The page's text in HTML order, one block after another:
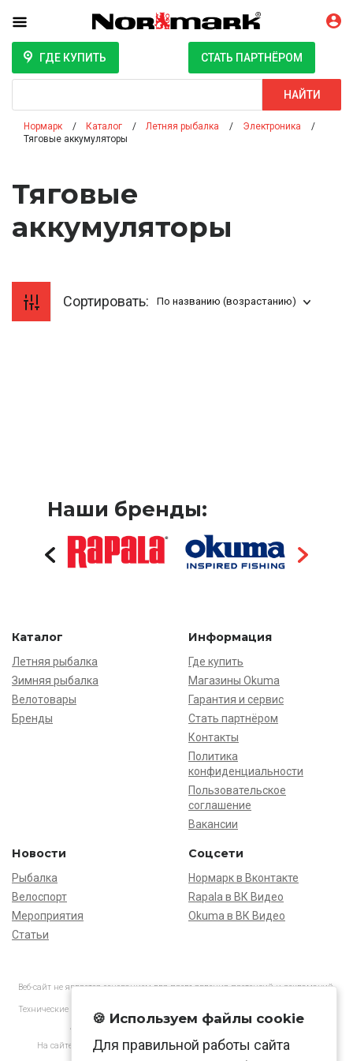
ГДЕ КУПИТЬ СТАТЬ ПАРТНЁРОМ
НАЙТИ
Нормарк Каталог Летняя рыбалка
Электроника
Тяговые аккумуляторы
Тяговые
аккумуляторы
Сортировать: По названию (возрастанию)
Наши бренды:
Каталог
Летняя рыбалка
Зимняя рыбалка
Велотовары
Бренды
Информация
Где купить
Магазины Okuma
Гарантия и сервис
Стать партнёром
Контакты
Политика
конфиденциальности
Пользовательское
соглашение
Вакансии
Новости
Рыбалка
Велоспорт
Мероприятия
Статьи
Соцсети
Нормарк в Вконтакте
Rapala в ВК Видео
Okuma в ВК Видео
Веб-сайт не является основанием для предъявления претензий и рекламаций,
Технические характеристики товаров могут отличаться от указанных на сайте.
АО «Нормарк» ИНН 7728172512 ОГРН 1037739603505
На сайте применяютсярекомендательные технологиив соответствии
🍪 Используем файлы cookie
Для правильной работы сайта